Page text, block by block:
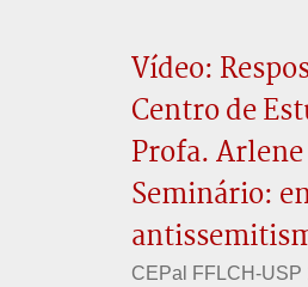
Vídeo:
Centro de
Profa.
Seminário:
CEPal FFLCH-USP